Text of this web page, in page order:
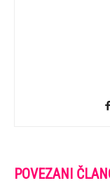
POVEZANI